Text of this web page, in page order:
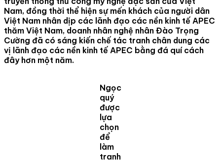
Nam, đồng thời thể hiện sự mến khách của người dân
Việt Nam nhân dịp các lãnh đạo các nền kinh tế APEC
thăm Việt Nam, doanh nhân nghệ nhân Đào Trọng
Cường đã có sáng kiến chế tác tranh chân dung các
vị lãnh đạo các nền kinh tế APEC bằng đá quí cách
đây hơn một năm.
Ngọc
quý
được
lựa
chọn
để
làm
tranh